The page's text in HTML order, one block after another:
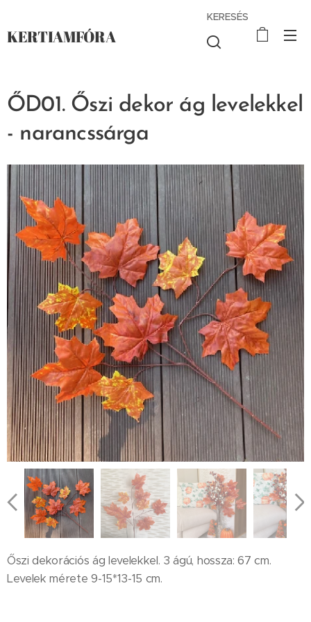
KERTIAMFÓRA
KERESÉS
ŐD01. Őszi dekor ág levelekkel
- narancssárga
Őszi dekorációs ág levelekkel. 3 ágú, hossza: 67 cm.
Levelek mérete 9-15*13-15 cm.